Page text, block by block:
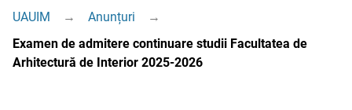
UAUIM → Anunțuri
→
Examen de admitere continuare studii Facultatea de
Arhitectură de Interior 2025-2026